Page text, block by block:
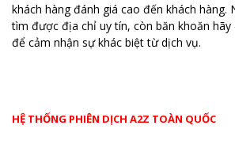
khách hàng đánh giá cao đến khách hàng.
tìm được địa chỉ uy tín, còn băn khoăn hãy
để cảm nhận sự khác biệt từ dịch vụ.
HỆ THỐNG PHIÊN DỊCH A2Z TOÀN QUỐC